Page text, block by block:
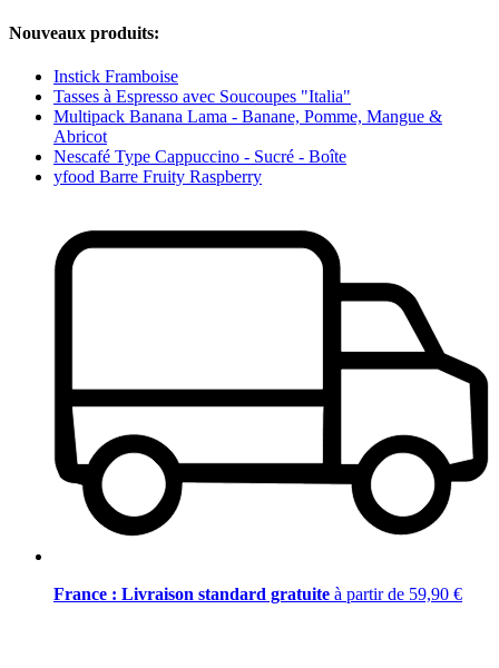
Nouveaux produits:
Instick Framboise
Tasses à Espresso avec Soucoupes "Italia"
Multipack Banana Lama - Banane, Pomme, Mangue &
Abricot
Nescafé Type Cappuccino - Sucré - Boîte
yfood Barre Fruity Raspberry
France : Livraison standard gratuite à partir de 59,90 €